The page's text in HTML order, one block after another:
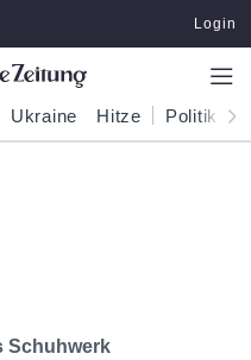
Login
Ukraine Hitze Politik
Schuhwerk